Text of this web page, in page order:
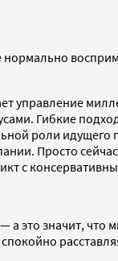
управление
Гибкие
роли
Просто
с
это значит,